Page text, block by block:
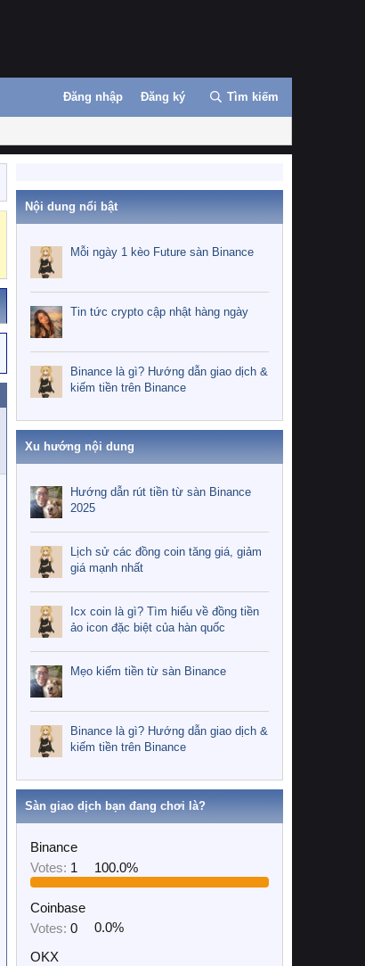
Đăng nhập Đăng ký Tìm kiếm
Nội dung nổi bật
Mỗi ngày 1 kèo Future sàn Binance
Tin tức crypto cập nhật hàng ngày
Binance là gì? Hướng dẫn giao dịch &
kiếm tiền trên Binance
Xu hướng nội dung
Hướng dẫn rút tiền từ sàn Binance
2025
Lịch sử các đồng coin tăng giá, giảm
giá mạnh nhất
Icx coin là gì? Tìm hiểu về đồng tiền
ảo icon đặc biệt của hàn quốc
Mẹo kiếm tiền từ sàn Binance
Binance là gì? Hướng dẫn giao dịch &
kiếm tiền trên Binance
Sàn giao dịch bạn đang chơi là?
Binance
Votes: 1 100.0%
Coinbase
Votes: 0
0.0%
OKX